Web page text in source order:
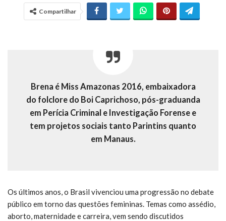
Compartilhar
Brena é Miss Amazonas 2016, embaixadora
do folclore do Boi Caprichoso, pós-graduanda
em Perícia Criminal e Investigação Forense e
tem projetos sociais tanto Parintins quanto
em Manaus.
Os últimos anos, o Brasil vivenciou uma progressão no debate
público em torno das questões femininas. Temas como assédio,
aborto, maternidade e carreira, vem sendo discutidos